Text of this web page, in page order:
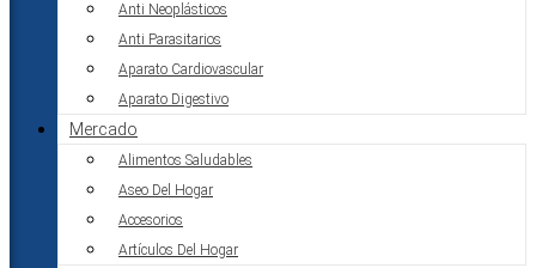
Anti Neoplásticos
Anti Parasitarios
Aparato Cardiovascular
Aparato Digestivo
Mercado
Alimentos Saludables
Aseo Del Hogar
Accesorios
Artículos Del Hogar